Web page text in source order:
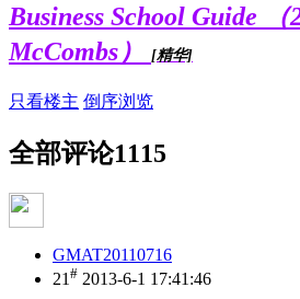
Business School Guide
McCombs）
[精华]
只看楼主 倒序浏览
全部评论1115
GMAT20110716
21 # 2013-6-1 17:41:46